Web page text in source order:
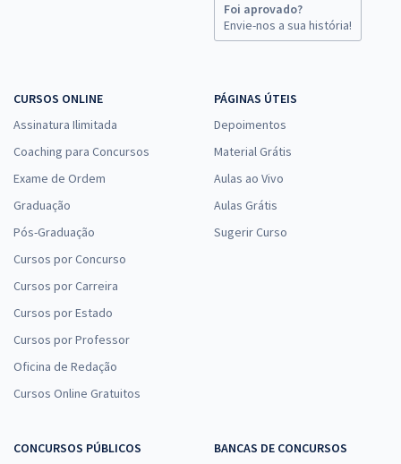
Foi aprovado?
Envie-nos a sua história!
CURSOS ONLINE
Assinatura Ilimitada
Coaching para Concursos
Exame de Ordem
Graduação
Pós-Graduação
Cursos por Concurso
Cursos por Carreira
Cursos por Estado
Cursos por Professor
Oficina de Redação
Cursos Online Gratuitos
PÁGINAS ÚTEIS
Depoimentos
Material Grátis
Aulas ao Vivo
Aulas Grátis
Sugerir Curso
CONCURSOS PÚBLICOS
BANCAS DE CONCURSOS